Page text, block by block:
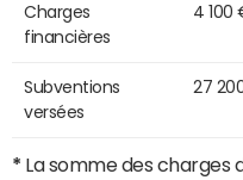
Charges
financières
4 100
Subventions
versées
27
* La somme des charges